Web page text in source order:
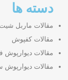
دسته ها
مقالات ماربل شیت
مقالات کفپوش
مقالات دیوارپوش
مقالات دیوارپوش